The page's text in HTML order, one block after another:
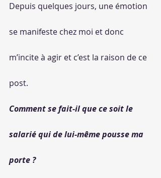
Depuis quelques jours, une émotion
se manifeste chez moi et donc
m’incite à agir et c’est la raison de ce
post.
Comment se fait-il que ce soit le
salarié qui de lui-même pousse ma
porte ?